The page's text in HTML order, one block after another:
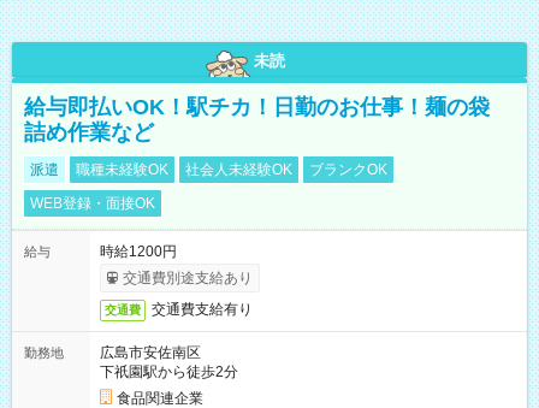
未読
給与即払いOK！駅チカ！日勤のお仕事！麺の袋
詰め作業など
派遣 職種未経験OK 社会人未経験OK
ブランクOK
WEB登録・面接OK
給与
時給1200円
交通費別途支給あり
交通費 交通費支給有り
勤務地
広島市安佐南区
下祇園駅から徒歩2分
食品関連企業